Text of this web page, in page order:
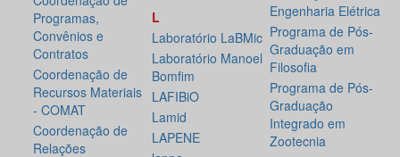
Programas,
Convênios e
Contratos
Coordenação de
Recursos Materiais
- COMAT
Coordenação de
Relações
L
Laboratório LaBMic
Laboratório Manoel
Bomfim
LAFIBiO
Lamid
LAPENE
Engenharia Elétrica
Programa de Pós-
Graduação em
Filosofia
Programa de Pós-
Graduação
Integrado em
Zootecnia